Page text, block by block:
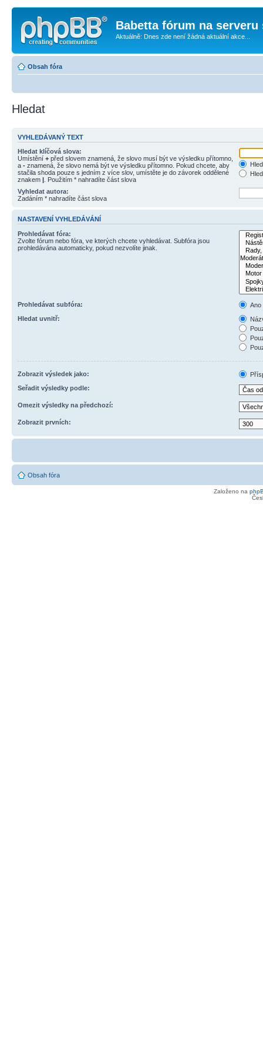
Babetta fórum na serveru
Aktuálně: Dnes zde není žádná aktuální akce...
Obsah fóra
Hledat
VYHLEDÁVANÝ TEXT
Hledat klíčová slova:
Umístění + před slovem znamená, že slovo musí být ve výsledku přítomno,
a - znamená, že slovo nemá být ve výsledku přítomno. Pokud chcete, aby
stačila shoda pouze s jedním z více slov, umístěte je do závorek oddělené
znakem | . Použitím * nahradíte část slova
Vyhledat autora:
Zadáním * nahradíte část slova
NASTAVENÍ VYHLEDÁVÁNÍ
Prohledávat fóra:
Zvolte fórum nebo fóra, ve kterých chcete vyhledávat. Subfóra jsou
prohledávána automaticky, pokud nezvolíte jinak.
Prohledávat subfóra:
Ano
Hledat uvnitř:
Zobrazit výsledek jako:
Seřadit výsledky podle:
Omezit výsledky na předchozí:
Zobrazit prvních:
Obsah fóra
Založeno na